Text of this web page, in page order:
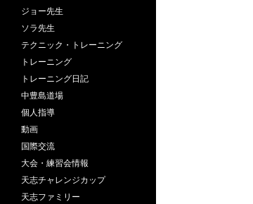
ジョー先生
ソラ先生
テクニック・トレーニング
トレーニング
トレーニング日記
中豊島道場
個人指導
動画
国際交流
大会・練習会情報
天志チャレンジカップ
天志ファミリー